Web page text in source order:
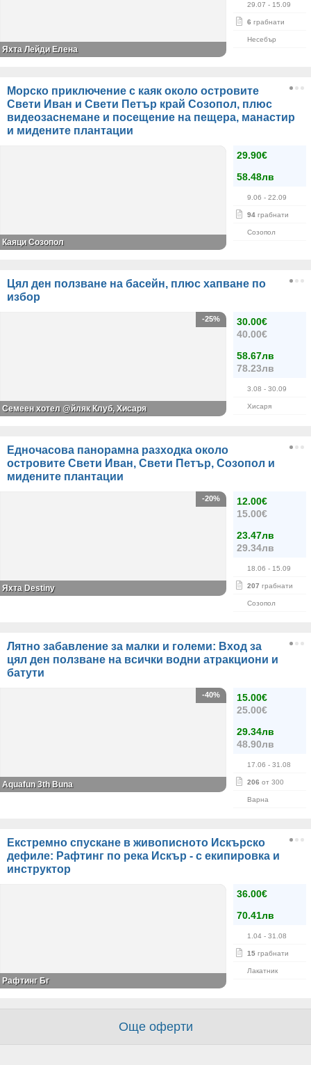
29.07 - 15.09
6 грабнати
Несебър
Яхта Лейди Елена
Морско приключение с каяк около островите
Свети Иван и Свети Петър край Созопол, плюс
видеозаснемане и посещение на пещера, манастир
и мидените плантации
29.90€
58.48лв
9.06 - 22.09
94 грабнати
Созопол
Каяци Созопол
Цял ден ползване на басейн, плюс хапване по
избор
30.00€
40.00€
58.67лв
78.23лв
3.08 - 30.09
Хисаря
-25%
Семеен хотел @йляк Клуб, Хисаря
Едночасова панорамна разходка около
островите Свети Иван, Свети Петър, Созопол и
мидените плантации
12.00€
15.00€
23.47лв
29.34лв
18.06 - 15.09
207 грабнати
Созопол
-20%
Яхта Destiny
Лятно забавление за малки и големи: Вход за
цял ден ползване на всички водни атракциони и
батути
15.00€
25.00€
29.34лв
48.90лв
17.06 - 31.08
206 от 300
Варна
-40%
Aquafun 3th Buna
Екстремно спускане в живописното Искърско
дефиле: Рафтинг по река Искър - с екипировка и
инструктор
36.00€
70.41лв
1.04 - 31.08
15 грабнати
Лакатник
Рафтинг Бг
Още оферти